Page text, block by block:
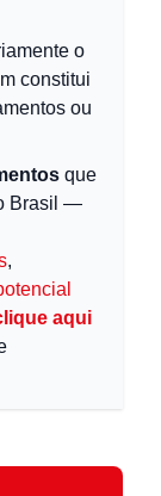
o
constitui
ou
que
Brasil —
,
aqui